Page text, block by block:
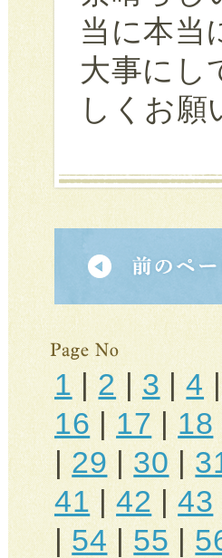
当に本当
大事にし
しくお願
1|2|3|4
16|17|18
|29|30|
41|42|43
|54|55|